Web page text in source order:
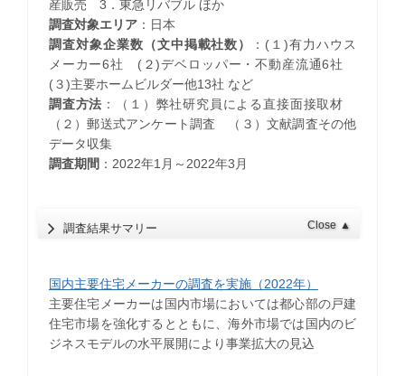
産販売 3．東急リバブル ほか
調査対象エリア：日本
調査対象企業数（文中掲載社数）
：(１)有力ハウス
メーカー6社 (２)デベロッパー・不動産流通6社
(３)主要ホームビルダー他13社 など
調査方法 ：（１）弊社研究員による直接面接取材
（２）郵送式アンケート調査 （３）文献調査その他
データ収集
調査期間 ：2022年1月～2022年3月
調査結果サマリー Close ▲
国内主要住宅メーカーの調査を実施（2022年）
主要住宅メーカーは国内市場においては都心部の戸建
住宅市場を強化するとともに、海外市場では国内のビ
ジネスモデルの水平展開により事業拡大の見込